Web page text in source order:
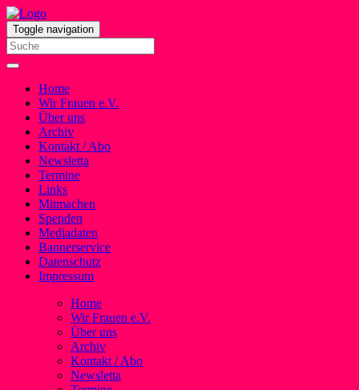
Toggle navigation
Home
Wir Frauen e.V.
Über uns
Archiv
Kontakt / Abo
Newsletta
Termine
Links
Mitmachen
Spenden
Mediadaten
Bannerservice
Datenschutz
Impressum
Home
Wir Frauen e.V.
Über uns
Archiv
Kontakt / Abo
Newsletta